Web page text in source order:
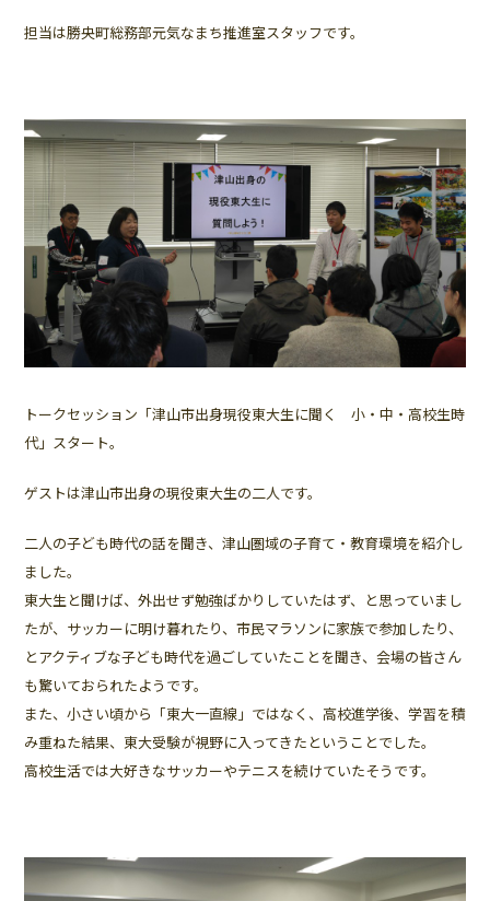
担当は勝央町総務部元気なまち推進室スタッフです。
トークセッション「津山市出身現役東大生に聞く 小・中・高校生時
代」スタート。
ゲストは津山市出身の現役東大生の二人です。
二人の子ども時代の話を聞き、津山圏域の子育て・教育環境を紹介し
ました。
東大生と聞けば、外出せず勉強ばかりしていたはず、と思っていまし
たが、サッカーに明け暮れたり、市民マラソンに家族で参加したり、
とアクティブな子ども時代を過ごしていたことを聞き、会場の皆さん
も驚いておられたようです。
また、小さい頃から「東大一直線」ではなく、高校進学後、学習を積
み重ねた結果、東大受験が視野に入ってきたということでした。
高校生活では大好きなサッカーやテニスを続けていたそうです。